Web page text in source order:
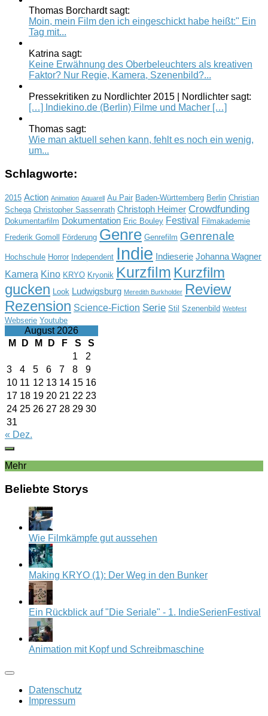
Thomas Borchardt sagt:
Moin, mein Film den ich eingeschickt habe heißt:" Ein
Tag mit...
Katrina sagt:
Keine Erwähnung des Oberbeleuchters als kreativen
Faktor? Nur Regie, Kamera, Szenenbild?...
Pressekritiken zu Nordlichter 2015 | Nordlichter sagt:
[…] Indiekino.de (Berlin) Filme und Macher […]
Thomas sagt:
Wie man aktuell sehen kann, fehlt es noch ein wenig,
um...
Schlagworte:
2015 Action Animation Aquarell Au Pair Baden-Württemberg Berlin Christian
Schega Christopher Sassenrath Christoph Heimer Crowdfunding
Dokumentarfilm Dokumentation Eric Bouley Festival
Filmakademie
Frederik Gomoll
Förderung Genre Genrefilm Genrenale
Hochschule Horror Independent Indie Indieserie Johanna Wagner
Kamera Kino KRYO Kryonik Kurzfilm Kurzfilm
gucken
Look Ludwigsburg Meredith Burkholder Review
Rezension Science-Fiction Serie Stil Szenenbild Webfest
Webserie Youtube
August 2026
M
D M D F S
S
1
2
3
4 5 6 7 8
9
10 11 12 13 14 15 16
17 18 19 20 21 22 23
24 25 26 27 28 29 30
31
« Dez.
Mehr
Beliebte Storys
Wie Filmkämpfe gut aussehen
Making KRYO (1): Der Weg in den Bunker
Ein Rückblick auf "Die Seriale" - 1. IndieSerienFestival
Animation mit Kopf und Schreibmaschine
Datenschutz
Impressum